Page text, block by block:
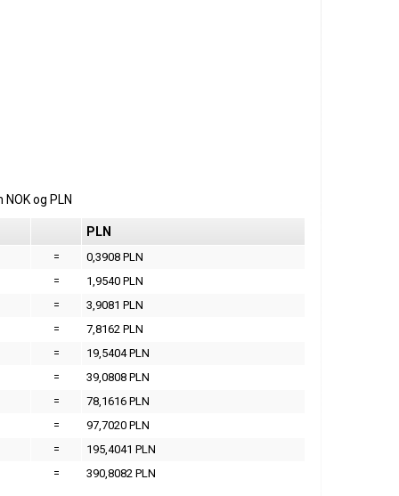
NOKog PLN
PLN
=
0,3908 PLN
=
1,9540 PLN
=
3,9081 PLN
=
7,8162 PLN
=
19,5404 PLN
=
39,0808 PLN
=
78,1616 PLN
=
97,7020 PLN
=
195,4041 PLN
=
390,8082 PLN